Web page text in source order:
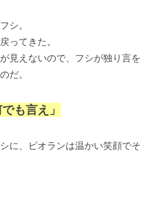
シ。
ってきた。
見えないので、フシが独り言を
だ。
も言え」
に、ピオランは温かい笑顔でそ